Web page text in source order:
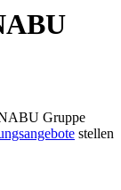
Gruppe
stellen